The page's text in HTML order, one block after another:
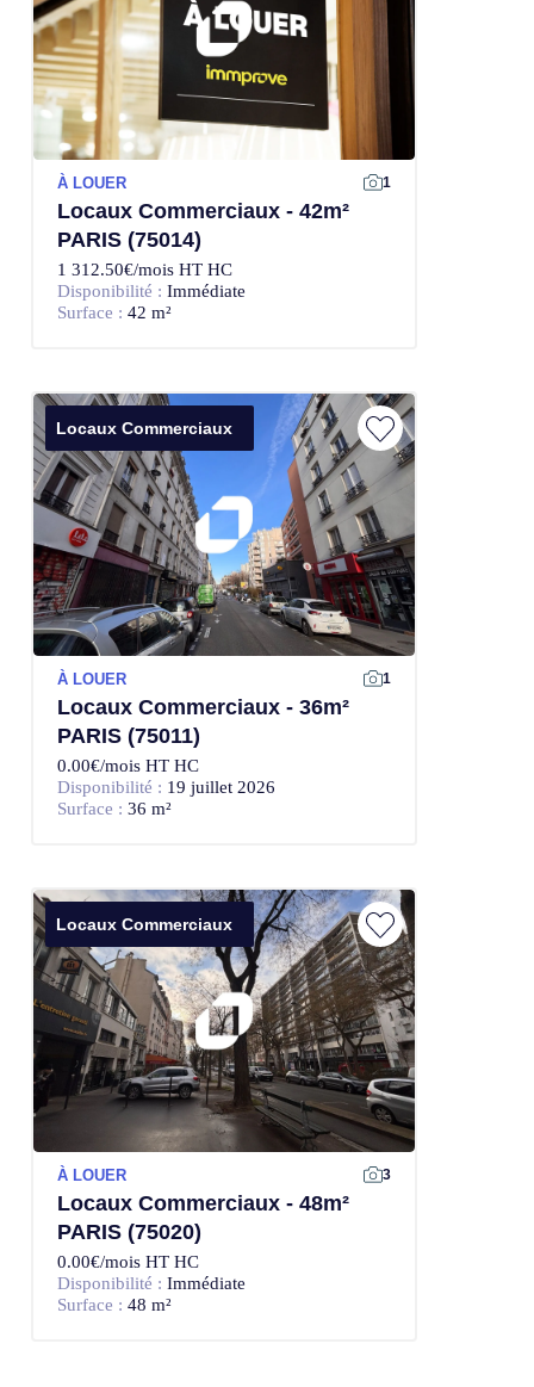
À LOUER 1
Locaux Commerciaux - 42m²
PARIS (75014)
1 312.50€/mois HT HC
Disponibilité : Immédiate
Surface : 42 m²
Locaux Commerciaux
À LOUER 1
Locaux Commerciaux - 36m²
PARIS (75011)
0.00€/mois HT HC
Disponibilité : 19 juillet 2026
Surface : 36 m²
Locaux Commerciaux
À LOUER 3
Locaux Commerciaux - 48m²
PARIS (75020)
0.00€/mois HT HC
Disponibilité : Immédiate
Surface : 48 m²